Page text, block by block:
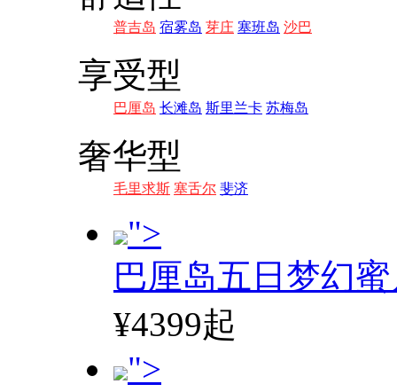
普吉岛 宿雾岛 芽庄 塞班岛 沙巴
享受型
巴厘岛 长滩岛 斯里兰卡 苏梅岛
奢华型
毛里求斯 塞舌尔 斐济
">
巴厘岛五日梦幻
¥4399起
">